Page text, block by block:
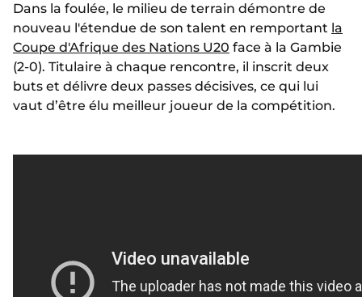
Dans la foulée, le milieu de terrain démontre de
nouveau l'étendue de son talent en remportant la
Coupe d'Afrique des Nations U20 face à la Gambie
(2-0). Titulaire à chaque rencontre, il inscrit deux
buts et délivre deux passes décisives, ce qui lui
vaut d’être élu meilleur joueur de la compétition.